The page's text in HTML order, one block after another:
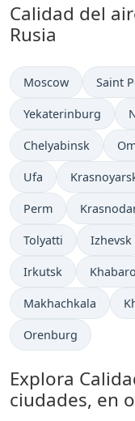
Calidad del
Rusia
Moscow Saint
Yekaterinburg
Chelyabinsk
Ufa
Perm
Tolyatti Izhevsk
Irkutsk
Makhachkala
Orenburg
Explora
ciudades, en